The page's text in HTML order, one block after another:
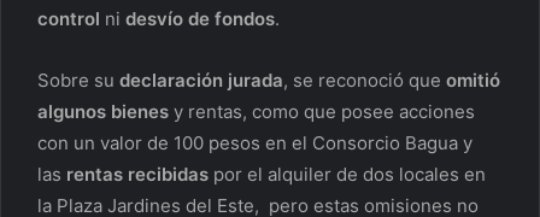
control ni desvío de fondos.
Sobre su declaración jurada, se reconoció que omitió
algunos bienes y rentas, como que posee acciones
con un valor de 100 pesos en el Consorcio Bagua y
las rentas recibidas por el alquiler de dos locales en
la Plaza Jardines del Este, pero estas omisiones no